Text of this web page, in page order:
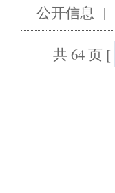
公开信息 |
共 64 页 [